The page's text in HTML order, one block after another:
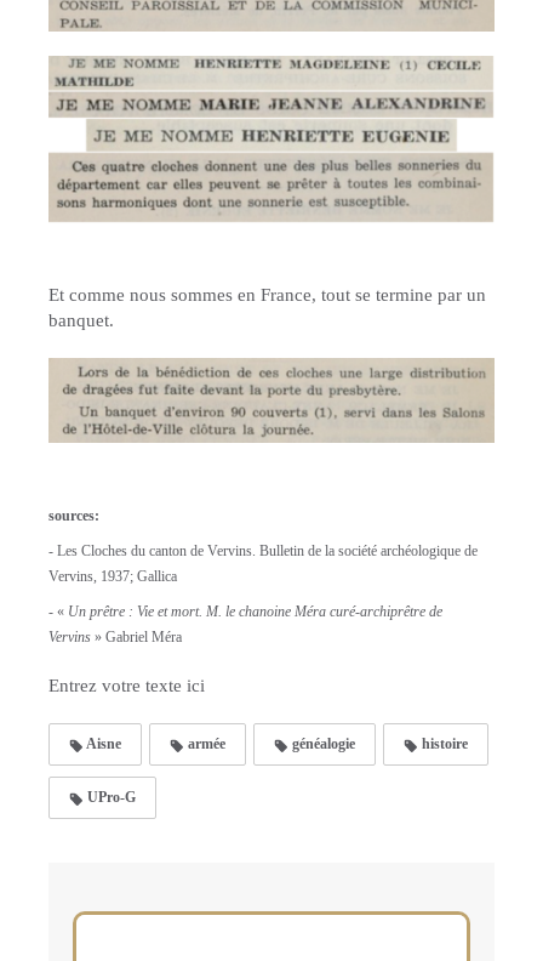
Et comme nous sommes en France, tout se termine par un
banquet.
sources:
- Les Cloches du canton de Vervins. Bulletin de la société archéologique de
Vervins, 1937; Gallica
- « Un prêtre : Vie et mort. M. le chanoine Méra curé-archiprêtre de
Vervins » Gabriel Méra
Entrez votre texte ici
Aisne armée généalogie histoire
UPro-G